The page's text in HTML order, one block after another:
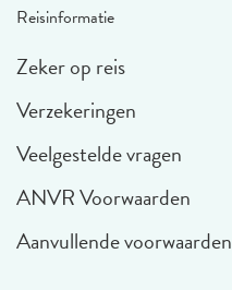
Reisinformatie
Zeker op reis
Verzekeringen
Veelgestelde vragen
ANVR Voorwaarden
Aanvullende voorwaarden